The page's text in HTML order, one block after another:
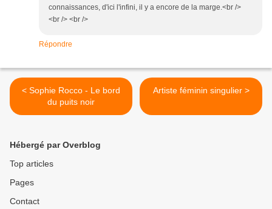
connaissances, d'ici l'infini, il y a encore de la marge.<br />
<br /> <br />
Répondre
< Sophie Rocco - Le bord
du puits noir
Artiste féminin singulier >
Hébergé par Overblog
Top articles
Pages
Contact